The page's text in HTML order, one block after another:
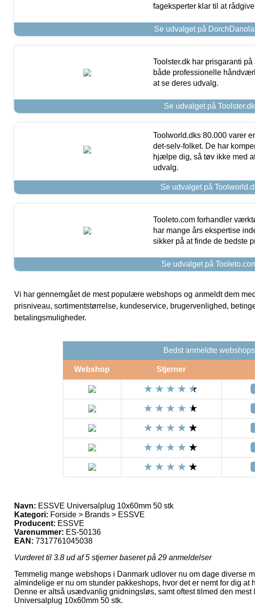
fageksperter klar til at
Se udvalget på
Toolster.dk har prisgaranti
både professionelle
at se deres udvalg.
Se udvalget på Toolster.dk
Toolworld.dks 80.000 varer
det-selv-folket. De har
hjælpe dig, så tøv ikke med
udvalg.
Se udvalget på
Tooleto.com forhandler
har mange års ekspertise
sikker på at finde de bedste
Se udvalget på
Vi har gennemgået de mest populære webshops og anmeldt dem
prisniveau, sortimentstørrelse, kundeservice, brugervenlighed,
betalingsmuligheder.
Bedst anmeldte webshops
Webshop Stjerner
Navn: ESSVE Universalplug 10x60mm 50 stk
Kategori: Forside > Brands > ESSVE
Producent: ESSVE
Varenummer: ES-50136
EAN: 7317761045038
Vurderet til 3.8 ud af 5 stjerner baseret på 29 anmeldelser
Temmelig mange webshops i Danmark udlover nu om dage diverse
almindelige er nu om stunder pakkeshops, hvor det er nemt for dig at
Denne er altså usædvanlig gnidningsløs, samt oftest tilmed den
Universalplug 10x60mm 50 stk.